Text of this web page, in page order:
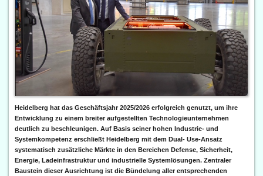
Heidelberg hat das Geschäftsjahr 2025/2026 erfolgreich genutzt, um ihre
Entwicklung zu einem breiter aufgestellten Technologieunternehmen
deutlich zu beschleunigen. Auf Basis seiner hohen Industrie- und
Systemkompetenz erschließt Heidelberg mit dem Dual- Use-Ansatz
systematisch zusätzliche Märkte in den Bereichen Defense, Sicherheit,
Energie, Ladeinfrastruktur und industrielle Systemlösungen. Zentraler
Baustein dieser Ausrichtung ist die Bündelung aller entsprechenden